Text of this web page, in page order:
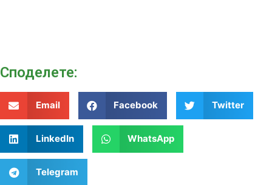
Споделeте:
Email Facebook Twitter
LinkedIn WhatsApp
Telegram